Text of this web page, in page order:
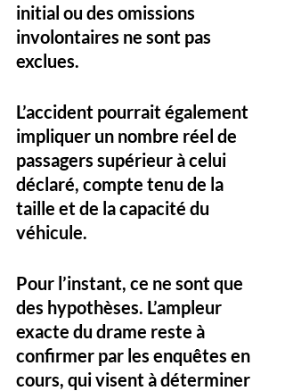
initial ou des omissions
involontaires ne sont pas
exclues.
L’accident pourrait également
impliquer un nombre réel de
passagers supérieur à celui
déclaré, compte tenu de la
taille et de la capacité du
véhicule.
Pour l’instant, ce ne sont que
des hypothèses. L’ampleur
exacte du drame reste à
confirmer par les enquêtes en
cours, qui visent à déterminer